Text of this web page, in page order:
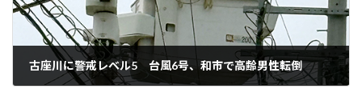
古座川に警戒レベル5 台風6号、和市で高齢男性転倒